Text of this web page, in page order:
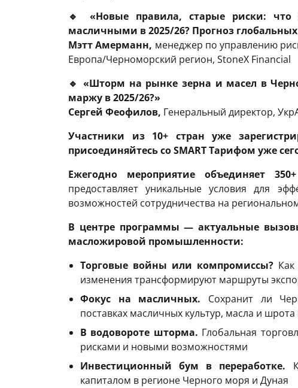
🔹
«Новые правила, старые риски:
масличными в 2025/26? Прогноз
Мэтт Амерманн, менеджер по управлению
Европа/Черноморский регион, StoneX Financial
🔹 «Шторм на рынке зерна и масел в
маржу в 2025/26?»
Сергей Феофилов, Генеральный директор,
Участники из 10+ стран уже
присоединяйтесь со SMART Тарифом уже
Ежегодно мероприятие объединяет 35
предоставляет уникальные условия для
возможностей сотрудничества на
В центре программы — актуальные
масложировой промышленности:
Торговые войны или компромиссы?
изменения трансформируют маршруты
Фокус на масличных. Сохранит ли
поставках масличных культур, масла и шрота
В водовороте шторма. Глобальная
рисками и новыми возможностями
Инвестиционный бум в переработке.
капиталом в регионе Черного моря и Дуная